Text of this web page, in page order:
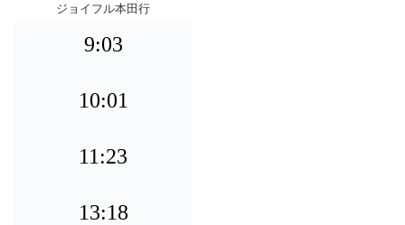
ジョイフル本田行
9:03
10:01
11:23
13:18